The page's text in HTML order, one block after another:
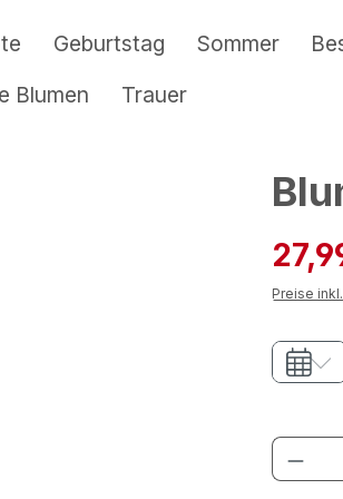
Geburtstag Sommer
Blumen
Trauer
Preise